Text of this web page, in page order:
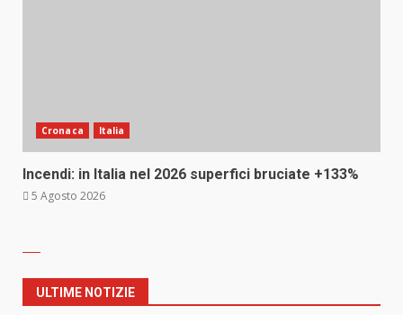
Cronaca Italia
Incendi: in Italia nel 2026 superfici bruciate +133%
5 Agosto 2026
ULTIME NOTIZIE